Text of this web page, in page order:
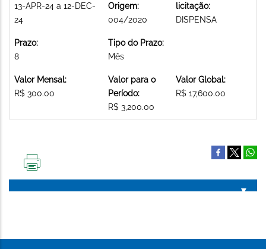
13-APR-24 a 12-DEC-
24
Origem:
004/2020
licitação:
DISPENSA
Prazo:
8
Tipo do Prazo:
Mês
Valor Mensal:
R$ 300.00
Valor para o
Período:
R$ 3,200.00
Valor Global:
R$ 17,600.00
PÁGINA